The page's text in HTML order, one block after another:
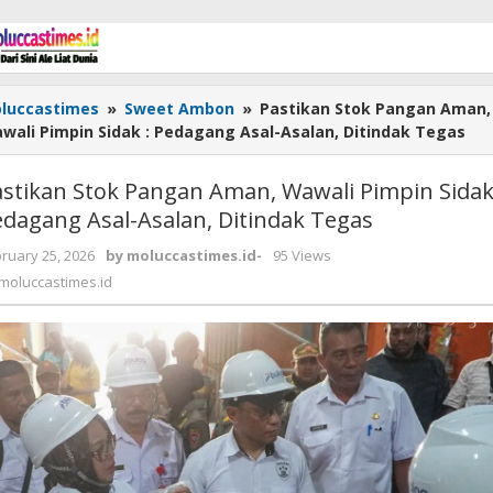
» Sweet Ambon » Pastikan Stok Pangan Aman,
Pimpin Sidak : Pedagang Asal-Asalan, Ditindak Tegas
Stok Pangan Aman, Wawali Pimpin
Asal-Asalan, Ditindak Tegas
25, 2026 by moluccastimes.id-
95 Views